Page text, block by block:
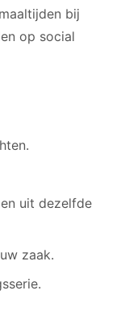
bij
op social
uit dezelfde
zaak.